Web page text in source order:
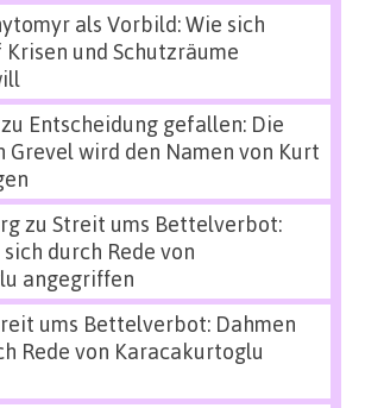
als Vorbild: Wie sich
und Schutzräume
zu Entscheidung gefallen: Die
Grevel wird den Namen von Kurt
zu Streit ums Bettelverbot:
durch Rede von
angegriffen
ums Bettelverbot: Dahmen
Rede von Karacakurtoglu